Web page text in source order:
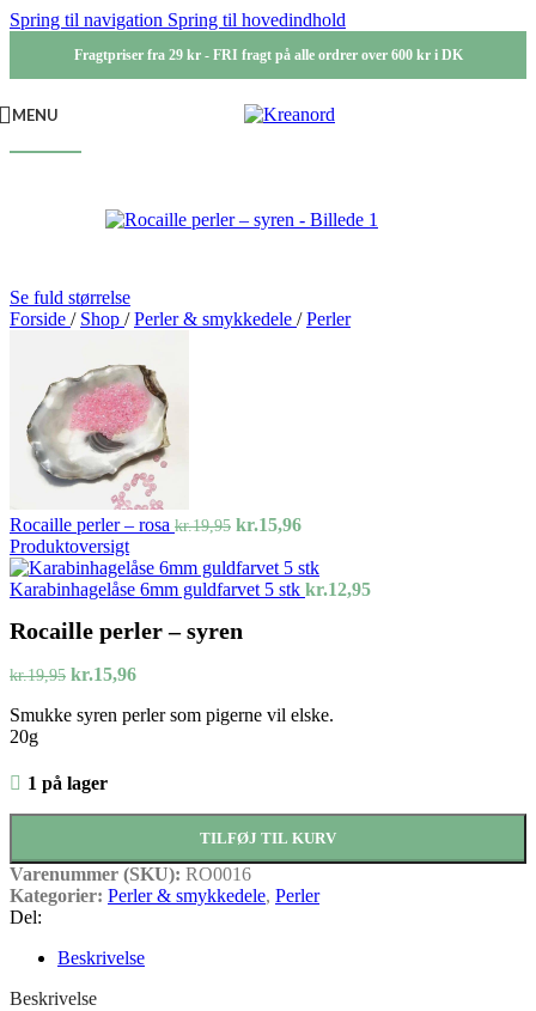
Spring til navigation Spring til hovedindhold
Fragtpriser fra 29 kr - FRI fragt på alle ordrer over 600 kr i DK
MENU
Se fuld størrelse
Forside / Shop / Perler & smykkedele / Perler
Rocaille perler – rosa kr.19,95 Den
pris
var:
kr.15,96Den
pris
er:
Produktoversigt
Karabinhagelåse 6mm guldfarvet 5 stk kr.12,95
Rocaille perler – syren
kr.19,95 Den
pris
kr.15,96Den
pris
Smukke syren perler som pigerne vil elske.
20g
1 på lager
TILFØJ TIL KURV
Varenummer (SKU): RO0016
Kategorier: Perler & smykkedele, Perler
Del:
Beskrivelse
Beskrivelse